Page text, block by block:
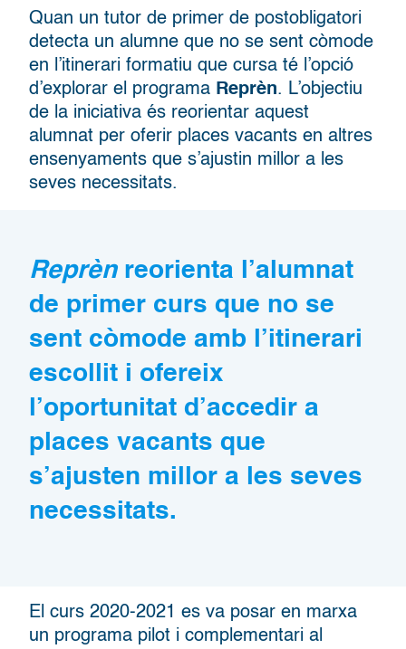
Quan un tutor de primer de postobligatori
detecta un alumne que no se sent còmode
en l’itinerari formatiu que cursa té l’opció
d’explorar el programa Reprèn. L’objectiu
de la iniciativa és reorientar aquest
alumnat per oferir places vacants en altres
ensenyaments que s’ajustin millor a les
seves necessitats.
Reprèn reorienta l’alumnat
de primer curs que no se
sent còmode amb l’itinerari
escollit i ofereix
l’oportunitat d’accedir a
places vacants que
s’ajusten millor a les seves
necessitats.
El curs 2020-2021 es va posar en marxa
un programa pilot i complementari al